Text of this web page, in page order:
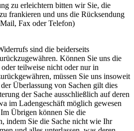
zu erleichtern bitten wir Sie, die
frankieren und uns die Rücksendung
Fax oder Telefon)
sind die beiderseits
Können Sie uns die
teilweise nicht oder nur in
müssen Sie uns insoweit
Überlassung von Sachen gilt dies
der Sache ausschließlich auf deren
im Ladengeschäft möglich gewesen
Übrigen können Sie die
indem Sie die Sache nicht wie Ihr